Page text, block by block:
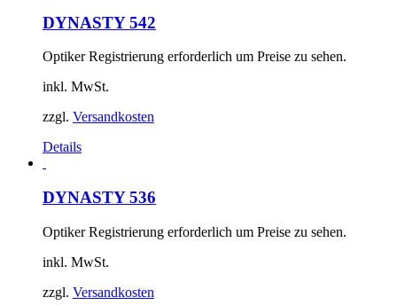
DYNASTY 542
Optiker Registrierung erforderlich um Preise zu sehen.
inkl. MwSt.
zzgl. Versandkosten
Details
DYNASTY 536
Optiker Registrierung erforderlich um Preise zu sehen.
inkl. MwSt.
zzgl. Versandkosten